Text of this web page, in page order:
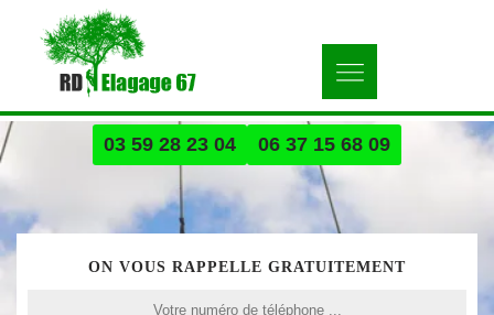
03 59 28 23 04 06 37 15 68 09
ON VOUS RAPPELLE GRATUITEMENT